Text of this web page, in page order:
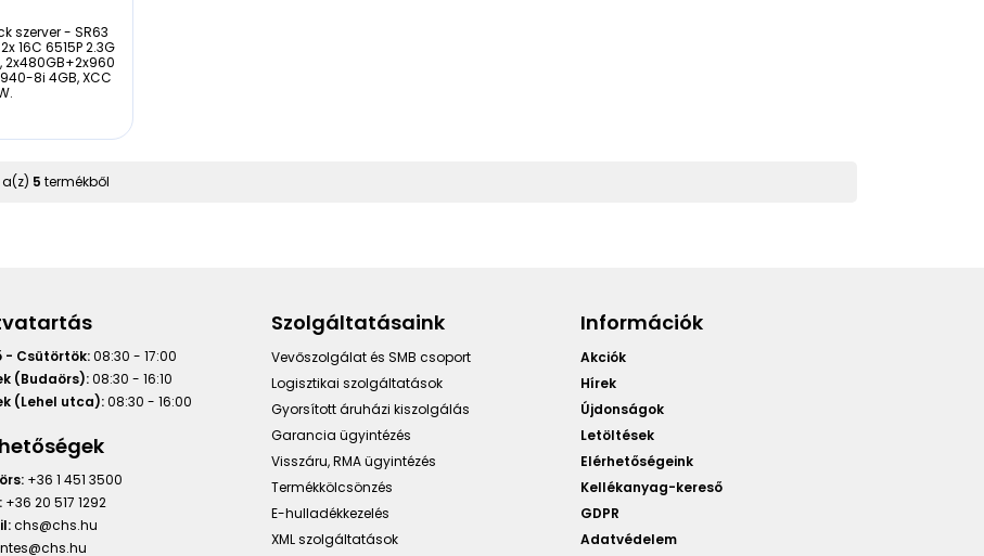
szerver - SR63
16C 6515P 2.3G
2x480GB+2x960
940-8i 4GB, XCC
5 termékből
- Csütörtök:08:30 - 17:00
(Budaörs):08:30 - 16:10
(Lehel utca):08:30 - 16:00
+36 1 451 3500
+36 20 517 1292
chs@chs.hu
Szolgáltatásaink
Vevőszolgálat és SMB csoport
Logisztikai szolgáltatások
Gyorsított áruházi kiszolgálás
Garancia ügyintézés
Visszáru, RMA ügyintézés
Termékkölcsönzés
E-hulladékkezelés
XML szolgáltatások
Információk
Akciók
Hírek
Újdonságok
Letöltések
Elérhetőségeink
Kellékanyag-kereső
GDPR
Adatvédelem